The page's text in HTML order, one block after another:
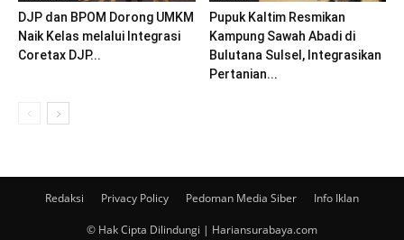
DJP dan BPOM Dorong UMKM
Naik Kelas melalui Integrasi
Coretax DJP...
Pupuk Kaltim Resmikan
Kampung Sawah Abadi di
Bulutana Sulsel, Integrasikan
Pertanian...
Redaksi Privacy Policy Pedoman Media Siber Info Iklan
© Hak Cipta Dilindungi | Hariansurabaya.com